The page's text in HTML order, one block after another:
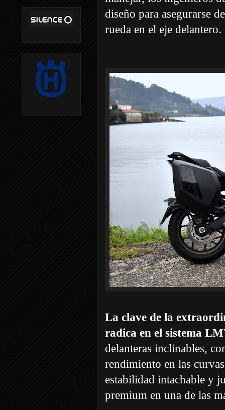
diseño para asegurarse
rueda en el eje delantero.
La clave de la
radica en el sistema
delanteras inclinables,
rendimiento en las
estabilidad intachable y
premium en una de las